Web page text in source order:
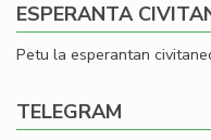
ESPERANTA
Petu la esperantan
TELEGRAM